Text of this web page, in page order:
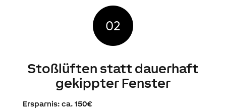
Stoßlüften statt dauerhaft
gekippter Fenster
Ersparnis: ca. 150€